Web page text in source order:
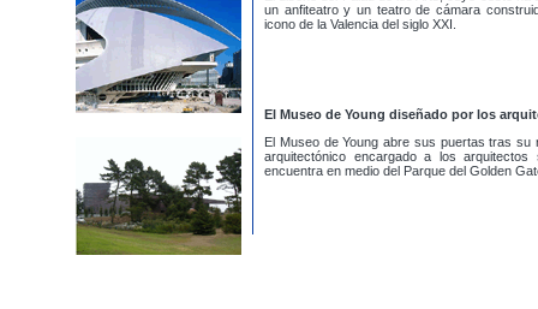
un anfiteatro y un teatro de cámara
icono de la Valencia del siglo XXI.
El Museo de Young diseñado por los
El Museo de Young abre sus puertas tras
arquitectónico encargado a los
encuentra en medio del Parque del Golden